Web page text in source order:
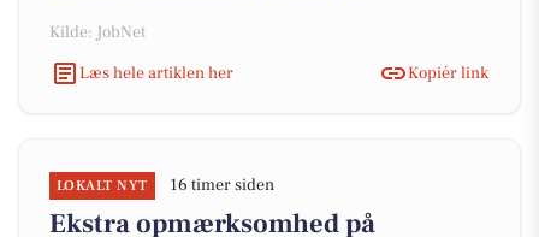
Kilde: JobNet
Læs hele artiklen her
Kopiér link
LOKALT NYT 16 timer siden
Ekstra opmærksomhed på